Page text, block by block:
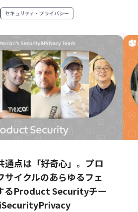
セキュリティ・プライバシー
通点は「好奇心」。プロ
サイクルのあらゆるフェ
るProduct Securityチー